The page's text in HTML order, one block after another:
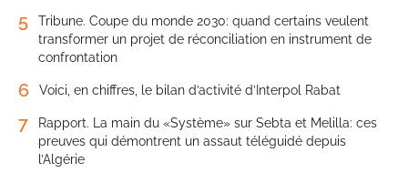
5
Tribune. Coupe du monde 2030: quand certains veulent
transformer un projet de réconciliation en instrument de
confrontation
6 Voici, en chiffres, le bilan d’activité d’Interpol Rabat
7
Rapport. La main du «Système» sur Sebta et Melilla: ces
preuves qui démontrent un assaut téléguidé depuis
l’Algérie